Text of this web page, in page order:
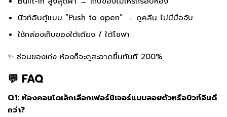
บิวท์อินตู้แบบ “Push to open” → ดูคลีน ไม่มีมือจับ
ใช้กล่องเก็บของใต้เตียง / ใต้โซฟา
✨ ซ่อนของเก่ง ห้องก็จะดูสะอาดขึ้นทันที 200%
💬 FAQ
Q1: ห้องคอนโดเล็กเลือกเฟอร์นิเจอร์แบบลอยตัวหรือบิวท์อินดี
กว่า?